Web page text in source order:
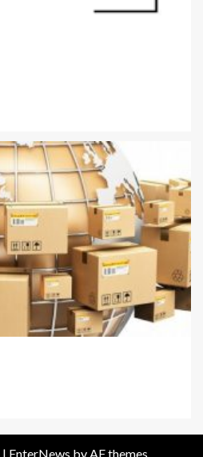
| EnterNews by AF themes.